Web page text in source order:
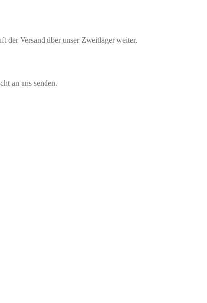
der Versand über unser Zweitlager weiter.
an uns senden.